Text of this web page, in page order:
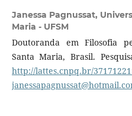
Janessa Pagnussat,
Maria - UFSM
Doutoranda em Filosofia
Santa Maria, Brasil.
http://lattes.cnpq.br/